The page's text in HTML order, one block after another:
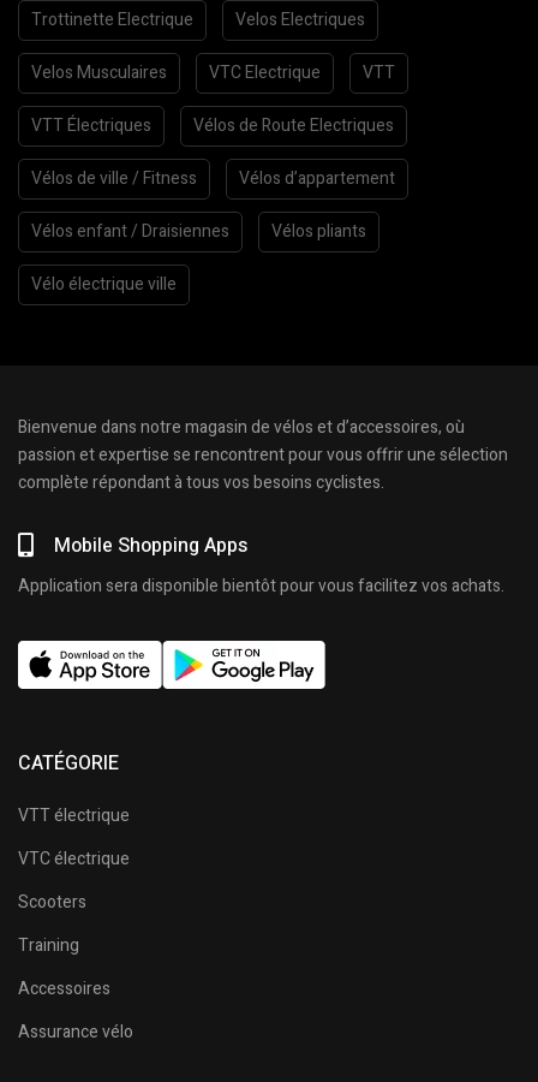
Trottinette Electrique Velos Electriques
Velos Musculaires VTC Electrique VTT
VTT Électriques Vélos de Route Electriques
Vélos de ville / Fitness Vélos d’appartement
Vélos enfant / Draisiennes Vélos pliants
Vélo électrique ville
Bienvenue dans notre magasin de vélos et d’accessoires, où
passion et expertise se rencontrent pour vous offrir une sélection
complète répondant à tous vos besoins cyclistes.
Mobile Shopping Apps
Application sera disponible bientôt pour vous facilitez vos achats.
CATÉGORIE
VTT électrique
VTC électrique
Scooters
Training
Accessoires
Assurance vélo